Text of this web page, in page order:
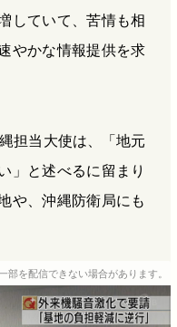
していて、苦情も相
やかな情報提供を求
担当大使は、「地元
」と述べるに留まり
や、沖縄防衛局にも
を配信できない場合があります。